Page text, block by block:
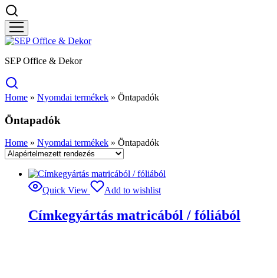
SEP Office & Dekor
Home » Nyomdai termékek » Öntapadók
Öntapadók
Home » Nyomdai termékek » Öntapadók
Quick View Add to wishlist
Címkegyártás matricából / fóliából